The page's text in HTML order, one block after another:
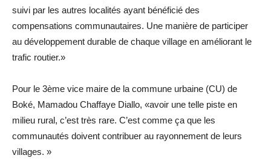
suivi par les autres localités ayant bénéficié des
compensations communautaires. Une manière de participer
au développement durable de chaque village en améliorant le
trafic routier.»
Pour le 3ème vice maire de la commune urbaine (CU) de
Boké, Mamadou Chaffaye Diallo, «avoir une telle piste en
milieu rural, c’est très rare. C’est comme ça que les
communautés doivent contribuer au rayonnement de leurs
villages. »